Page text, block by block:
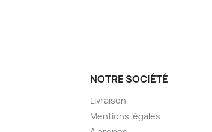
NOTRE SOCIÉTÉ
Livraison
Mentions légales